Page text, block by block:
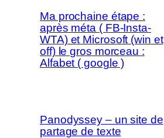
Ma prochaine étape :
après méta ( FB-Insta-
WTA) et Microsoft (win et
off) le gros morceau :
Alfabet ( google )
Panodyssey – un site de
partage de texte